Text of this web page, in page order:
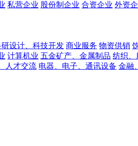
私营企业 股份制企业 合资企业 外资
研设计、科技开发 商业服务 物资供销
计算机业 五金矿产、金属制品 纺织、
人才交流 电器、电子、通讯设备 金融